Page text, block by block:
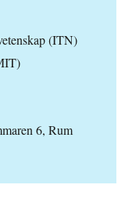
(ITN)
6, Rum